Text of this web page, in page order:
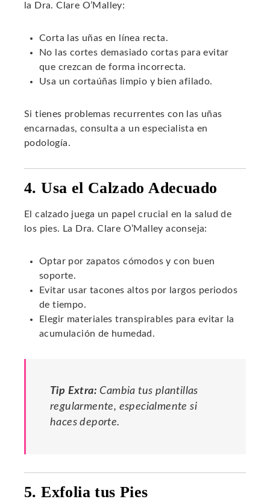
la Dra. Clare O’Malley:
Corta las uñas en línea recta.
No las cortes demasiado cortas para evitar
que crezcan de forma incorrecta.
Usa un cortaúñas limpio y bien afilado.
Si tienes problemas recurrentes con las uñas
encarnadas, consulta a un especialista en
podología.
4. Usa el Calzado Adecuado
El calzado juega un papel crucial en la salud de
los pies. La Dra. Clare O’Malley aconseja:
Optar por zapatos cómodos y con buen
soporte.
Evitar usar tacones altos por largos periodos
de tiempo.
Elegir materiales transpirables para evitar la
acumulación de humedad.
Tip Extra: Cambia tus plantillas
regularmente, especialmente si
haces deporte.
5. Exfolia tus Pies